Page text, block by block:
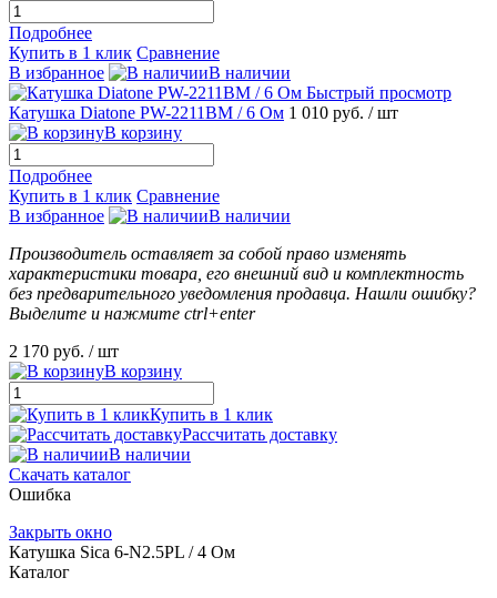
Подробнее
Купить в 1 клик Сравнение
В избранное
В наличии
Быстрый просмотр
Катушка Diatone PW-2211BM / 6 Ом 1 010 руб. / шт
В корзину
Подробнее
Купить в 1 клик Сравнение
В избранное
В наличии
Производитель оставляет за собой право изменять
характеристики товара, его внешний вид и комплектность
без предварительного уведомления продавца. Нашли ошибку?
Выделите и нажмите ctrl+enter
2 170 руб. / шт
В корзину
Купить в 1 клик
Рассчитать доставку
В наличии
Скачать каталог
Ошибка
Закрыть окно
Катушка Sica 6-N2.5PL / 4 Ом
Каталог